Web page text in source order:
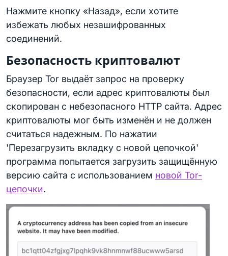
Нажмите кнопку «Назад», если хотите
избежать любых незашифрованных
соединений.
Безопасность криптовалют
Браузер Tor выдаёт запрос на проверку
безопасности, если адрес криптовалюты был
скопирован с небезопасного HTTP сайта. Адрес
криптовалюты мог быть изменён и не должен
считаться надежным. По нажатии
'Перезагрузить вкладку с новой цепочкой'
программа попытается загрузить защищённую
версию сайта с использованием новой Tor-
цепочки.